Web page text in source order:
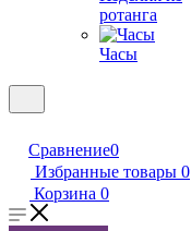
ротанга
Часы
Сравнение0
Избранные товары 0
Корзина 0